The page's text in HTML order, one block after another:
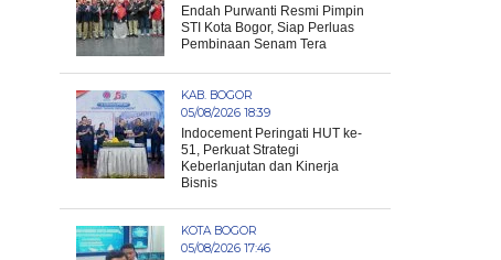
Endah Purwanti Resmi Pimpin
STI Kota Bogor, Siap Perluas
Pembinaan Senam Tera
KAB. BOGOR
05/08/2026 18:39
Indocement Peringati HUT ke-
51, Perkuat Strategi
Keberlanjutan dan Kinerja
Bisnis
KOTA BOGOR
05/08/2026 17:46